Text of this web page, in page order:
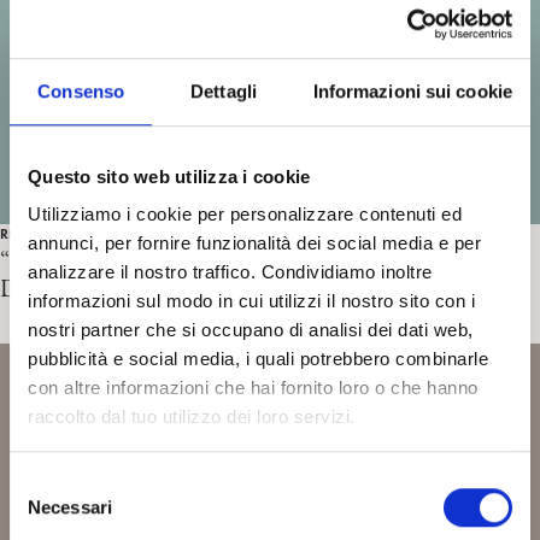
Consenso Dettagli Informazioni sui cookie
Questo sito web utilizza i cookie
Utilizziamo i cookie per personalizzare contenuti ed
annunci, per fornire funzionalità dei social media e per
analizzare il nostro traffico. Condividiamo inoltre
informazioni sul modo in cui utilizzi il nostro sito con i
nostri partner che si occupano di analisi dei dati web,
pubblicità e social media, i quali potrebbero combinarle
con altre informazioni che hai fornito loro o che hanno
raccolto dal tuo utilizzo dei loro servizi.
Necessari
RECENSIONI
“Il figlio dell’uomo” di J.B. Del Amo. Recensione di
Daniela Federici